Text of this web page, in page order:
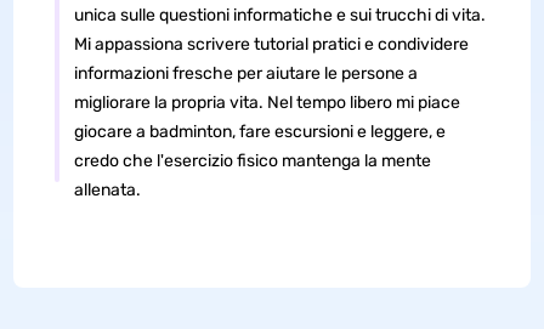
unica sulle questioni informatiche e sui trucchi di vita.
Mi appassiona scrivere tutorial pratici e condividere
informazioni fresche per aiutare le persone a
migliorare la propria vita. Nel tempo libero mi piace
giocare a badminton, fare escursioni e leggere, e
credo che l'esercizio fisico mantenga la mente
allenata.